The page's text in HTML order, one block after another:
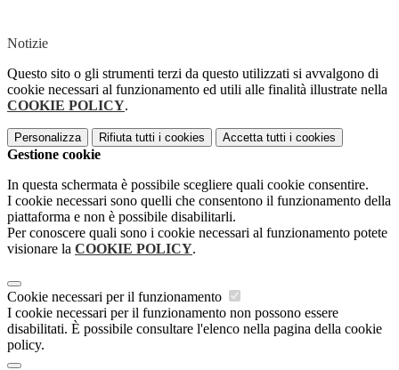
Notizie
Questo sito o gli strumenti terzi da questo utilizzati si avvalgono di
cookie necessari al funzionamento ed utili alle finalità illustrate nella
COOKIE POLICY.
Personalizza Rifiuta tutti i cookies Accetta tutti i cookies
Gestione cookie
In questa schermata è possibile scegliere quali cookie consentire.
I cookie necessari sono quelli che consentono il funzionamento della
piattaforma e non è possibile disabilitarli.
Per conoscere quali sono i cookie necessari al funzionamento potete
visionare la COOKIE POLICY.
Cookie necessari per il funzionamento
I cookie necessari per il funzionamento non possono essere
disabilitati. È possibile consultare l'elenco nella pagina della cookie
policy.